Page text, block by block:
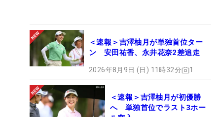
＜速報＞吉澤柚月が単独首位ター
ン 安田祐香、永井花奈2差追走
2026年8月9日 (日) 11時32分 1
＜速報＞吉澤柚月が初優勝
へ 単独首位でラスト3ホー